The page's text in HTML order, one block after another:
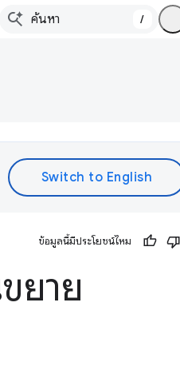
/
ข้อมูลนี้มีประโยชน์ไหม
ยาย